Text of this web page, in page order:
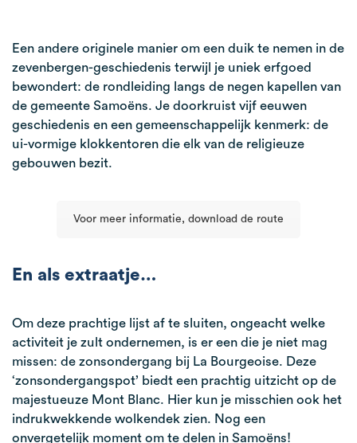
Een andere originele manier om een duik te nemen in de
zevenbergen-geschiedenis terwijl je uniek erfgoed
bewondert: de rondleiding langs de negen kapellen van
de gemeente Samoëns. Je doorkruist vijf eeuwen
geschiedenis en een gemeenschappelijk kenmerk: de
ui-vormige klokkentoren die elk van de religieuze
gebouwen bezit.
Voor meer informatie, download de route
En als extraatje…
Om deze prachtige lijst af te sluiten, ongeacht welke
activiteit je zult ondernemen, is er een die je niet mag
missen: de zonsondergang bij La Bourgeoise. Deze
‘zonsondergangspot’ biedt een prachtig uitzicht op de
majestueuze Mont Blanc. Hier kun je misschien ook het
indrukwekkende wolkendek zien. Nog een
onvergetelijk moment om te delen in Samoëns!